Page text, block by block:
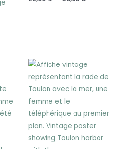
€
€
Plage
de
prix :
à